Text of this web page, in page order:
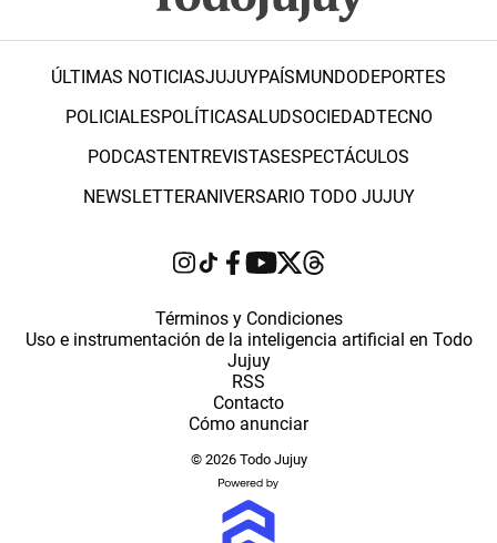
ÚLTIMAS NOTICIASJUJUYPAÍSMUNDODEPORTES
POLICIALESPOLÍTICASALUDSOCIEDADTECNO
PODCASTENTREVISTASESPECTÁCULOS
NEWSLETTERANIVERSARIO TODO JUJUY
Términos y Condiciones
Uso e instrumentación de la inteligencia artificial en Todo
Jujuy
RSS
Contacto
Cómo anunciar
© 2026 Todo Jujuy